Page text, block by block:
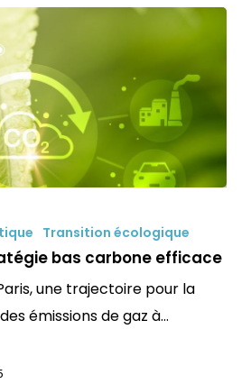
Transition écologique
bas carbone efficace
une trajectoire pour la
émissions de gaz à…